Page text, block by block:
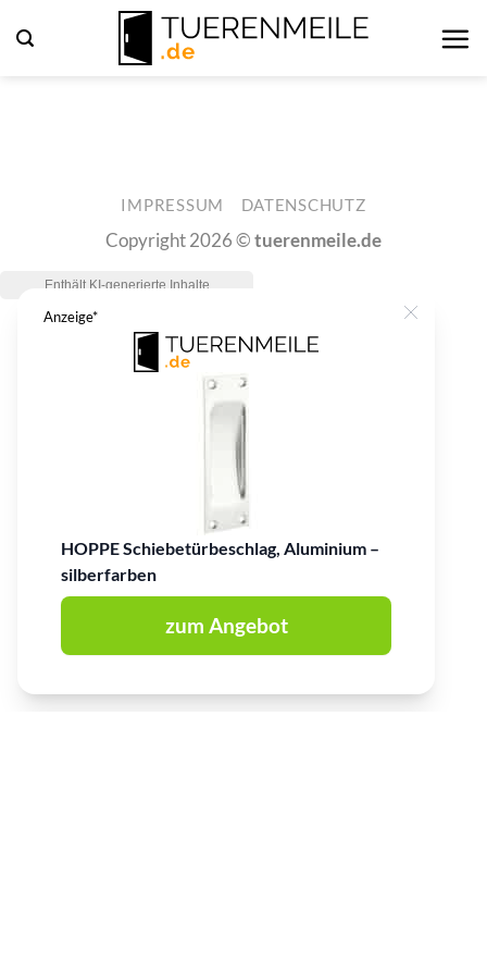
Inhalt
IMPRESSUM DATENSCHUTZ
Copyright 2026 ©tuerenmeile.de
Anzeige* Close
HOPPE Schiebetürbeschlag, Aluminium –
silberfarben
zum Angebot